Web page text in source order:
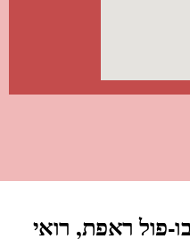
פול ראפת, רואי